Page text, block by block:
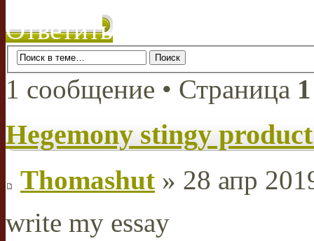
Ответить
1 сообщение • Страница 1
Hegemony stingy
Thomashut » 28 апр
write my essay